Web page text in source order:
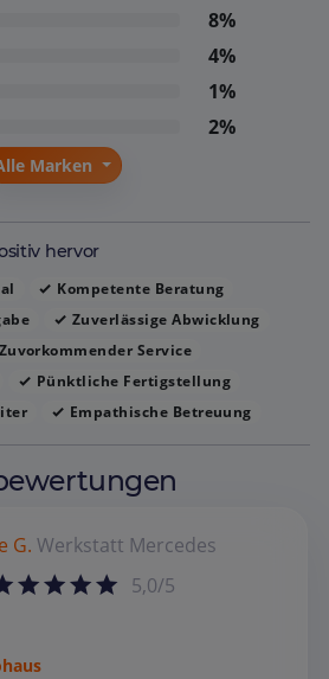
und Wertschätzung, sodass
fühlen und gerne
8%
4%
1%
2%
Marken
hervor
Kompetente Beratung
Zuverlässige Abwicklung
Zuvorkommender Service
Pünktliche Fertigstellung
Empathische Betreuung
G. Werkstatt Mercedes
5,0/5